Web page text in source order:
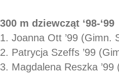
300 m dziewcząt ‘98-‘99
1. Joanna Ott ’99 (Gimn.
2. Patrycja Szeffs ’99
3. Magdalena Reszka